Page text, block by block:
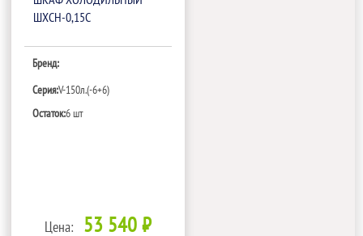
ШХСН-0,15С
Бренд:
Серия:V-150л.(-6+6)
Остаток:6 шт
Цена: 53 540 ₽